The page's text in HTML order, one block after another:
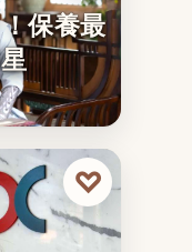
保養最
♡